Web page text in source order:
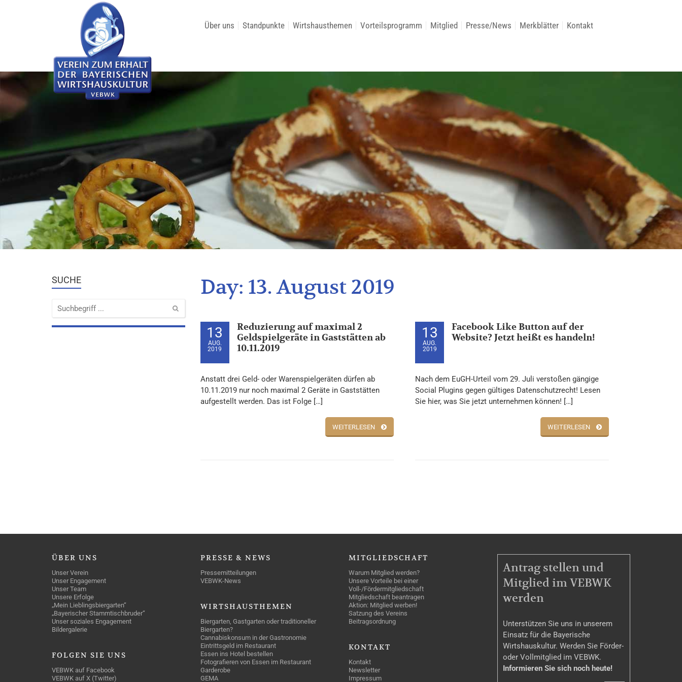
Über uns Standpunkte Wirtshausthemen Vorteilsprogramm Mitglied Presse/News Merkblätter Kontakt
SUCHE Day: 13. August 2019
13
AUG.
2019
Reduzierung auf maximal 2
Geldspielgeräte in Gaststätten ab
10.11.2019
Anstatt drei Geld- oder Warenspielgeräten dürfen ab
10.11.2019 nur noch maximal 2 Geräte in Gaststätten
aufgestellt werden. Das ist Folge […]
WEITERLESEN
13
AUG.
2019
Facebook Like Button auf der
Website? Jetzt heißt es handeln!
Nach dem EuGH-Urteil vom 29. Juli verstoßen gängige
Social Plugins gegen gültiges Datenschutzrecht! Lesen
Sie hier, was Sie jetzt unternehmen können! […]
WEITERLESEN
ÜBER UNS
Unser Verein
Unser Engagement
Unser Team
Unsere Erfolge
„Mein Lieblingsbiergarten“
„Bayerischer Stammtischbruder“
Unser soziales Engagement
Bildergalerie
FOLGEN SIE UNS
VEBWK auf Facebook
VEBWK auf X (Twitter)
PRESSE & NEWS
Pressemitteilungen
VEBWK-News
WIRTSHAUSTHEMEN
Biergarten, Gastgarten oder traditioneller
Biergarten?
Cannabiskonsum in der Gastronomie
Eintrittsgeld im Restaurant
Essen ins Hotel bestellen
Fotografieren von Essen im Restaurant
Garderobe
GEMA
MITGLIEDSCHAFT
Warum Mitglied werden?
Unsere Vorteile bei einer
Voll-/Fördermitgliedschaft
Mitgliedschaft beantragen
Aktion: Mitglied werben!
Satzung des Vereins
Beitragsordnung
KONTAKT
Kontakt
Newsletter
Impressum
MITGLIEDSCHAFT
Antrag stellen und
Mitglied im VEBWK
werden
Unterstützen Sie uns in unserem
Einsatz für die Bayerische
Wirtshauskultur. Werden Sie Förder-
oder Vollmitglied im VEBWK.
Informieren Sie sich noch heute!